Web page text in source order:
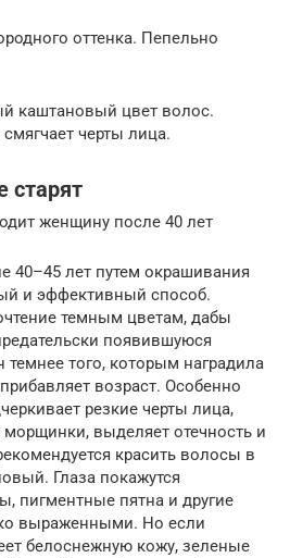
оттенка. Пепельно
каштановый цвет волос.
черты лица.
старят
женщину после 40 лет
40–45 лет путем окрашивания
и эффективный способ.
темным цветам, дабы
появившуюся
того, которым наградила
возраст. Особенно
резкие черты лица,
морщинки, выделяет отечность и
красить волосы в
Глаза покажутся
пигментные пятна и другие
выраженными. Но если
белоснежную кожу, зеленые